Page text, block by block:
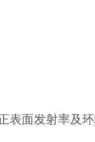
面发射率及